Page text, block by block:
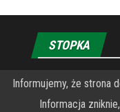
STOPKA
O Fundacji
Wykonanie
Informujemy, że strona
Informacja